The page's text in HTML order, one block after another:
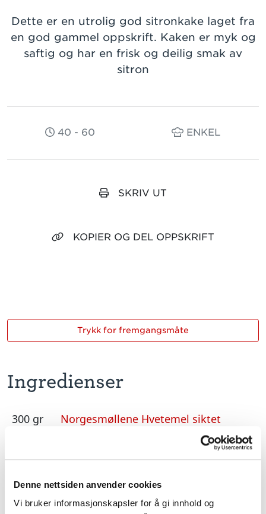
Denne nettsiden anvender cookies
Vi bruker informasjonskapsler for å gi innhold og
Dette er en utrolig god sitronkake laget fra
en god gammel oppskrift. Kaken er myk og
saftig og har en frisk og deilig smak av
sitron
40 - 60 ENKEL
SKRIV UT
KOPIER OG DEL OPPSKRIFT
Ingredienser
300 gr
Norgesmøllene Hvetemel siktet
Trykk for fremgangsmåte